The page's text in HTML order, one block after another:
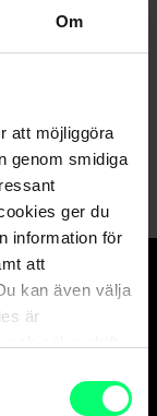
Om
att möjliggöra
genom smidiga
ger du
information för
att
kan även välja
är